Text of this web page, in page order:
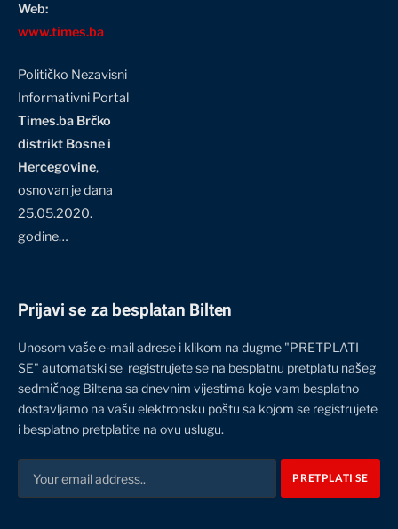
Web:
www.times.ba
Političko Nezavisni
Informativni Portal
Times.ba Brčko
distrikt Bosne i
Hercegovine,
osnovan je dana
25.05.2020.
godine…
Prijavi se za besplatan Bilten
Unosom vaše e-mail adrese i klikom na dugme "PRETPLATI
SE" automatski se registrujete se na besplatnu pretplatu našeg
sedmičnog Biltena sa dnevnim vijestima koje vam besplatno
dostavljamo na vašu elektronsku poštu sa kojom se registrujete
i besplatno pretplatite na ovu uslugu.